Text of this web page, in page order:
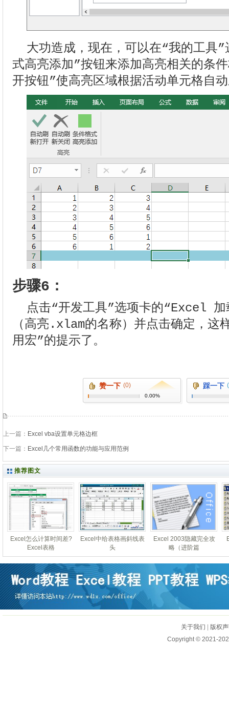
大功造成，现在，可以在“我的工具
式高亮添加”按钮来添加高亮相关的条
开按钮”使高亮区域根据活动单元格自
步骤6：
点击“开发工具”选项卡的“Excel 加
（高亮.xlam的名称）并点击确定，这
用宏”的提示了。
赞一下 (0)
0.00%
踩一下
上一篇： Excel vba设置单元格边框
下一篇： Excel几个常用函数的功能与应用范例
推荐图文
Excel怎么计算时间差?
Excel表格
Excel中给表格画斜线表
头
Excel 2003隐藏完全攻
略（进阶篇
关于我们
版权
Copyright © 2021-